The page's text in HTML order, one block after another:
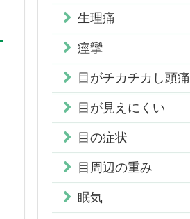
生理痛
痙攣
目がチカチカし頭痛
目が見えにくい
目の症状
目周辺の重み
眠気